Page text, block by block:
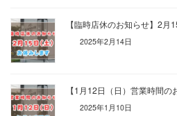
【臨時店休のお知らせ】2
2025年2月14日
【1月12日（日）営業時間の
2025年1月10日